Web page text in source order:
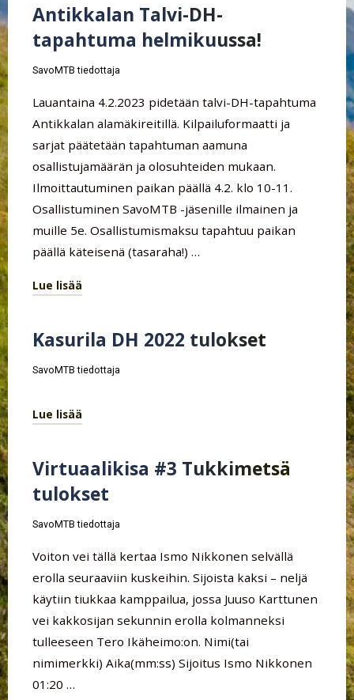
DH
-
tulokset
Antikkalan Talvi-DH-
tapahtuma helmikuussa!
SavoMTB tiedottaja
Lauantaina 4.2.2023 pidetään talvi-DH-tapahtuma
Antikkalan alamäkireitillä. Kilpailuformaatti ja
sarjat päätetään tapahtuman aamuna
osallistujamäärän ja olosuhteiden mukaan.
Ilmoittautuminen paikan päällä 4.2. klo 10-11.
Osallistuminen SavoMTB -jäsenille ilmainen ja
muille 5e. Osallistumismaksu tapahtuu paikan
päällä käteisenä (tasaraha!) …
Lue lisää
DH-
tapahtuma
Kasurila DH 2022 tulokset
SavoMTB tiedottaja
Lue lisää
2022
tulokset"
Virtuaalikisa #3 Tukkimetsä
tulokset
SavoMTB tiedottaja
Voiton vei tällä kertaa Ismo Nikkonen selvällä
erolla seuraaviin kuskeihin. Sijoista kaksi – neljä
käytiin tiukkaa kamppailua, jossa Juuso Karttunen
vei kakkosijan sekunnin erolla kolmanneksi
tulleeseen Tero Ikäheimo:on. Nimi(tai
nimimerkki) Aika(mm:ss) Sijoitus Ismo Nikkonen
01:20 …